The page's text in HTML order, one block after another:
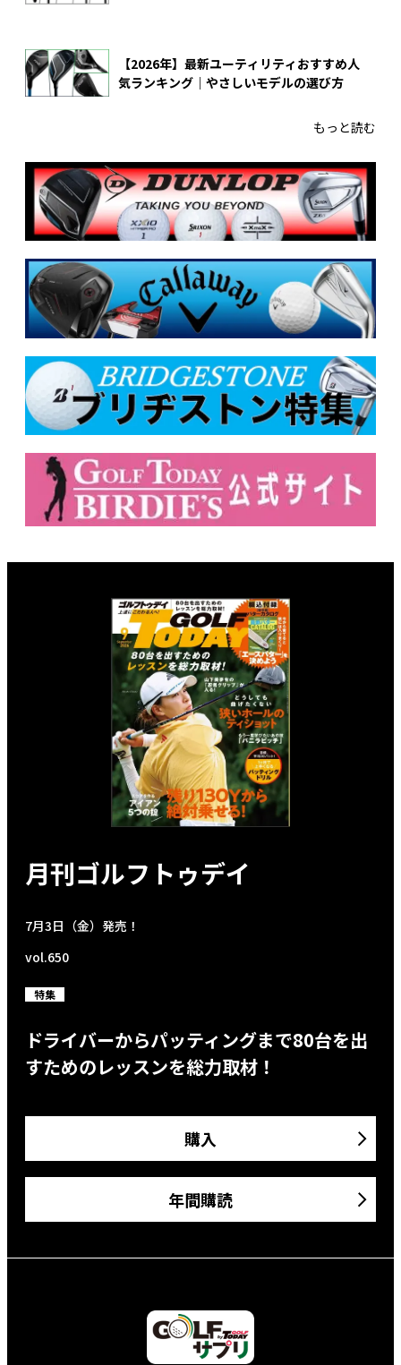
【2026年】最新ユーティリティおすすめ人
気ランキング｜やさしいモデルの選び方
もっと読む
月刊ゴルフトゥデイ
7月3日（金）発売！
vol.650
特集
ドライバーからパッティングまで80台を出
すためのレッスンを総力取材！
購入
年間購読